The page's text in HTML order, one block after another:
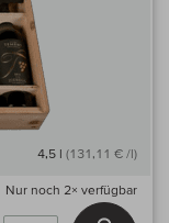
4,5 l (131,11 € /l)
Nur noch 2× verfügbar